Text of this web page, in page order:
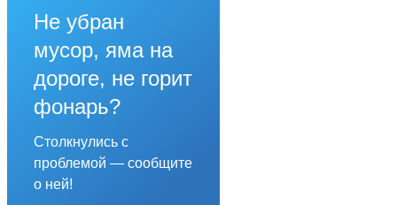
Не убран
мусор, яма на
дороге, не горит
фонарь?
Столкнулись с
проблемой — сообщите
о ней!